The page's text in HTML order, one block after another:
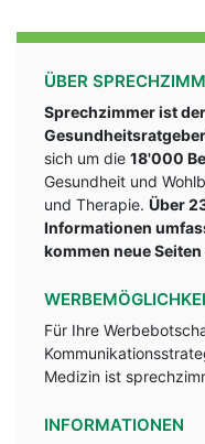
ÜBER
Sprechzimmer ist
sich um die 18'000
Gesundheit und
und Therapie. Über
Informationen
kommen neue Seiten
Für Ihre
Medizin ist
INFORMATIONEN